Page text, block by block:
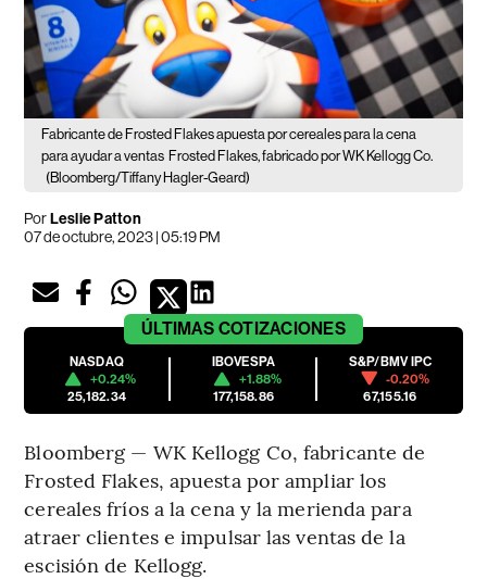
Fabricante de Frosted Flakes apuesta por cereales para la cena
para ayudar a ventas Frosted Flakes, fabricado por WK Kellogg Co.
(Bloomberg/Tiffany Hagler-Geard)
PorLeslie Patton
07 de octubre, 2023 | 05:19 PM
ÚLTIMAS COTIZACIONES
NASDAQ
+0.24%
25,182.34
IBOVESPA
+1.88%
177,158.86
S&P/BMV IPC
-0.20%
67,155.16
Bloomberg — WK Kellogg Co, fabricante de
Frosted Flakes, apuesta por ampliar los
cereales fríos a la cena y la merienda para
atraer clientes e impulsar las ventas de la
escisión de Kellogg.